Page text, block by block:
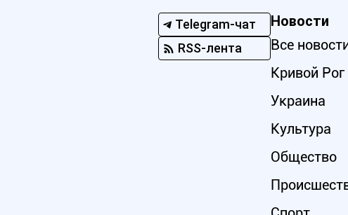
Telegram-чат
RSS-лента
Новости
Все
Кривой Рог
Украина
Культура
Общество